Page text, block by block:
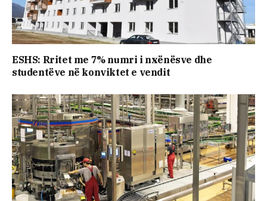
ESHS: Rritet me 7% numri i nxënësve dhe
studentëve në konviktet e vendit